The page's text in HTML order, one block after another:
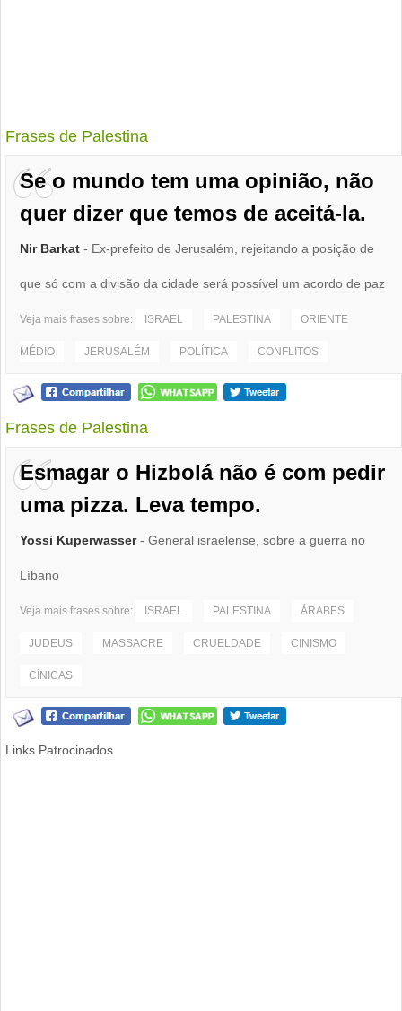
Frases de Palestina
Se o mundo tem uma opinião, não
quer dizer que temos de aceitá-la.
Nir Barkat - Ex-prefeito de Jerusalém, rejeitando a posição de
que só com a divisão da cidade será possível um acordo de paz
Veja mais frases sobre: ISRAEL PALESTINA ORIENTE
MÉDIO JERUSALÉM POLÍTICA CONFLITOS
Frases de Palestina
Esmagar o Hizbolá não é com pedir
uma pizza. Leva tempo.
Yossi Kuperwasser- General israelense, sobre a guerra no
Líbano
Veja mais frases sobre: ISRAEL PALESTINA ÁRABES
JUDEUS MASSACRE CRUELDADE CINISMO
CÍNICAS
Links Patrocinados